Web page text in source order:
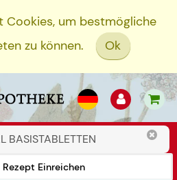
Cookies, um bestmögliche
zu können.
Ok
Rezept Einreichen